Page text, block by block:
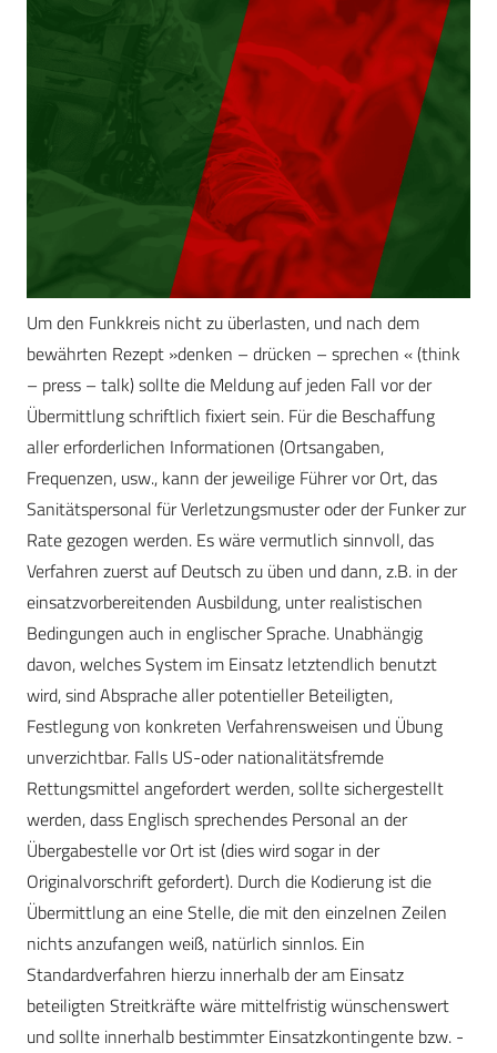
Um den Funkkreis nicht zu überlasten, und nach dem
bewährten Rezept »denken – drücken – sprechen « (think
– press – talk) sollte die Meldung auf jeden Fall vor der
Übermittlung schriftlich fixiert sein. Für die Beschaffung
aller erforderlichen Informationen (Ortsangaben,
Frequenzen, usw., kann der jeweilige Führer vor Ort, das
Sanitätspersonal für Verletzungsmuster oder der Funker zur
Rate gezogen werden. Es wäre vermutlich sinnvoll, das
Verfahren zuerst auf Deutsch zu üben und dann, z.B. in der
einsatzvorbereitenden Ausbildung, unter realistischen
Bedingungen auch in englischer Sprache. Unabhängig
davon, welches System im Einsatz letztendlich benutzt
wird, sind Absprache aller potentieller Beteiligten,
Festlegung von konkreten Verfahrensweisen und Übung
unverzichtbar. Falls US-oder nationalitätsfremde
Rettungsmittel angefordert werden, sollte sichergestellt
werden, dass Englisch sprechendes Personal an der
Übergabestelle vor Ort ist (dies wird sogar in der
Originalvorschrift gefordert). Durch die Kodierung ist die
Übermittlung an eine Stelle, die mit den einzelnen Zeilen
nichts anzufangen weiß, natürlich sinnlos. Ein
Standardverfahren hierzu innerhalb der am Einsatz
beteiligten Streitkräfte wäre mittelfristig wünschenswert
und sollte innerhalb bestimmter Einsatzkontingente bzw. -